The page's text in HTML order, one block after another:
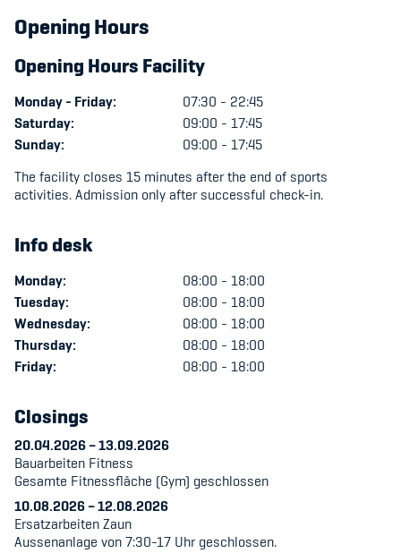
Academy
Blog
Diversität & Inklusion
Infomails
Kinderbetreuung
Spitzensport & Studium
Organisation
Team
Offene Stellen
Mitgliedervereine
Opening Hours
Opening Hours Facility
Monday - Friday:
07:30 - 22:45
Saturday:
09:00 - 17:45
Sunday:
09:00 - 17:45
The facility closes 15 minutes after the end of sports
activities. Admission only after successful check-in.
Info desk
Monday:
08:00 - 18:00
Tuesday:
08:00 - 18:00
Wednesday:
08:00 - 18:00
Thursday:
08:00 - 18:00
Friday:
08:00 - 18:00
Closings
20.04.2026–13.09.2026
Bauarbeiten Fitness
Gesamte Fitnessfläche (Gym) geschlossen
10.08.2026–12.08.2026
Ersatzarbeiten Zaun
Aussenanlage von 7:30-17 Uhr geschlossen.